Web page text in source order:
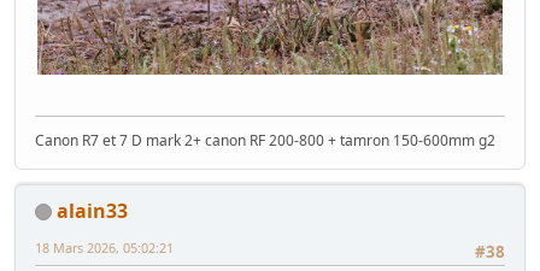
Canon R7 et 7 D mark 2+ canon RF 200-800 + tamron 150-600mm g2
alain33
#38
18 Mars 2026, 05:02:21